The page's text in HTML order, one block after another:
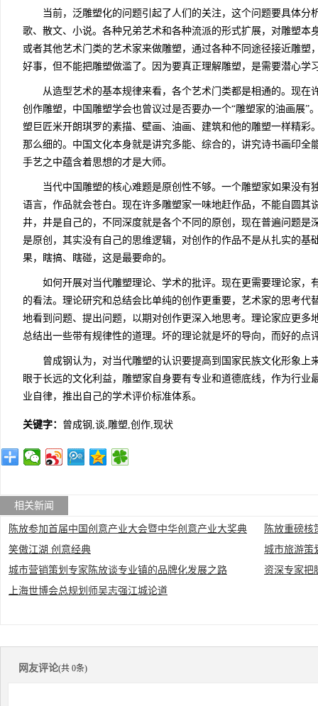
当前，泛雕塑化的问题引起了人们的关注，这个问题要具体分
歌、散文、小说。各种兄弟艺术和各种流派的形式扩展，对雕塑本
或者其他艺术门类的艺术家来做雕塑，通过各种不同途径接近雕塑
好事，但不能把雕塑做滥了。因为要真正理解雕塑，是需要潜心学
从造型艺术的基本规律来看，各个艺术门类都是相通的。现在
创作雕塑，中国雕塑学会也曾议过是否要办一个“雕塑家的油画展”
塑巨匠米开朗琪罗的素描、壁画、油画、建筑和他的雕塑一样精彩
那么细的。中国文化本身就是讲究多能、综合的，讲究诗书画印全
手艺之中蕴含着思想的才是大师。
当代中国雕塑的核心难题是原创性不够。一个雕塑家如果没有
语言，作品就会苍白。现在许多雕塑家一味地赶作品，不能自圆其
井，井是自己的，不同深度就是各个不同的原创，现在普遍问题是
是原创，其实没有自己的思维逻辑，对创作的作品不是从扎实的基
果，瞎搞、瞎碰，这是最要命的。
如何开展对当代雕塑理论、学术的批评。现在更需要理论家，
的看法。理论研究和总结会比单纯的创作更重要，艺术家的思考代
地看到问题、提出问题，以期对创作更深入地思考。理论家应更多
总结出一些带有规律性的道理。坏的理论就是坏的导向，而好的点
曾成钢认为，对当代雕塑的认识要提高到国家民族文化形象上
眼于长远的文化利益，雕塑家自身要有专业和道德底线，作为行业
业自律，推出自己的学术评价标准体系。
关键字： 曾成钢,谈,雕塑,创作,现状
相关新闻
陈放参加首届中国创意产业大会暨中华创意产业大奖典
礼
陈放重磅核
笑傲江湖 创意经典
城市旅游策
龙都”
城市营销策划专家陈放谈专业镇的品牌化发展之路
资深专家把
上海世博会总规划师吴志强江城论道
网友评论(共 0条)